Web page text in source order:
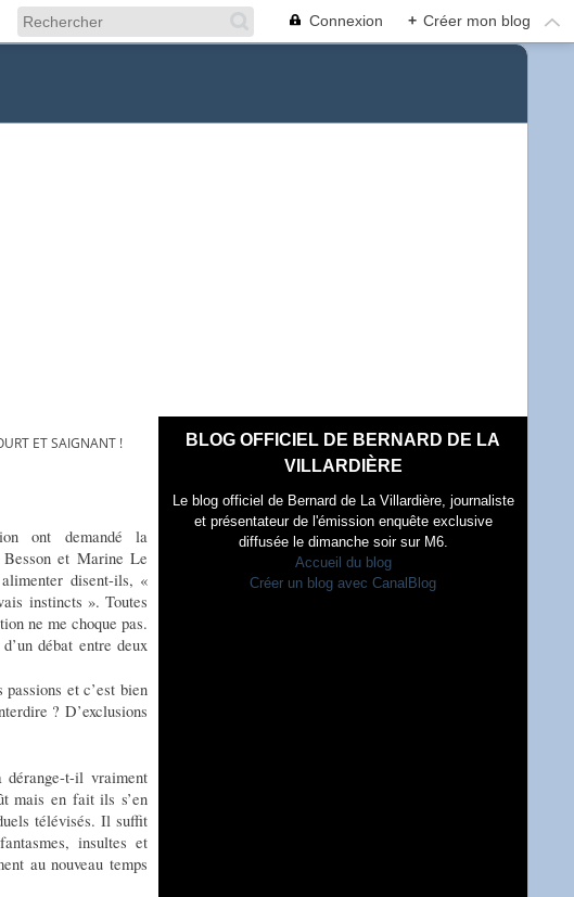
Connexion + Créer mon blog
ET SAIGNANT !
ont demandé la
et Marine Le
disent-ils, «
instincts ». Toutes
ne me choque pas.
débat entre deux
et c’est bien
? D’exclusions
t-il vraiment
mais en fait ils s’en
télévisés. Il suffit
insultes et
au nouveau temps
BLOG OFFICIEL DE BERNARD DE LA
VILLARDIÈRE
Le blog officiel de Bernard de La Villardière, journaliste
et présentateur de l'émission enquête exclusive
diffusée le dimanche soir sur M6.
Accueil du blog
Créer un blog avec CanalBlog